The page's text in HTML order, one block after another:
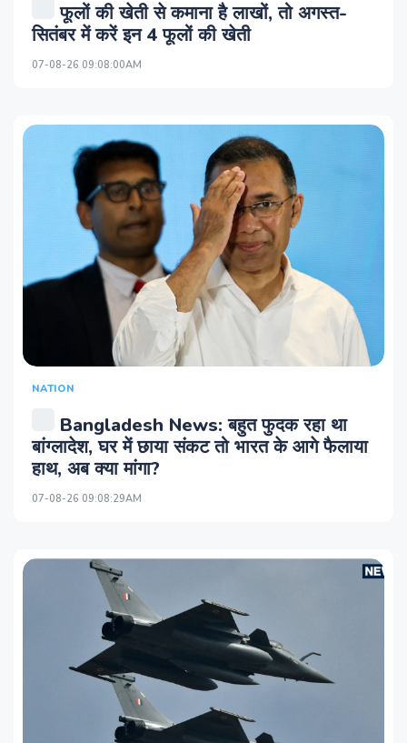
फूलों की खेती से कमाना है लाखों, तो अगस्त-
सितंबर में करें इन 4 फूलों की खेती
07-08-26 09:08:00AM
NATION
Bangladesh News: बहुत फुदक रहा था
बांग्लादेश, घर में छाया संकट तो भारत के आगे फैलाया
हाथ, अब क्या मांगा?
07-08-26 09:08:29AM